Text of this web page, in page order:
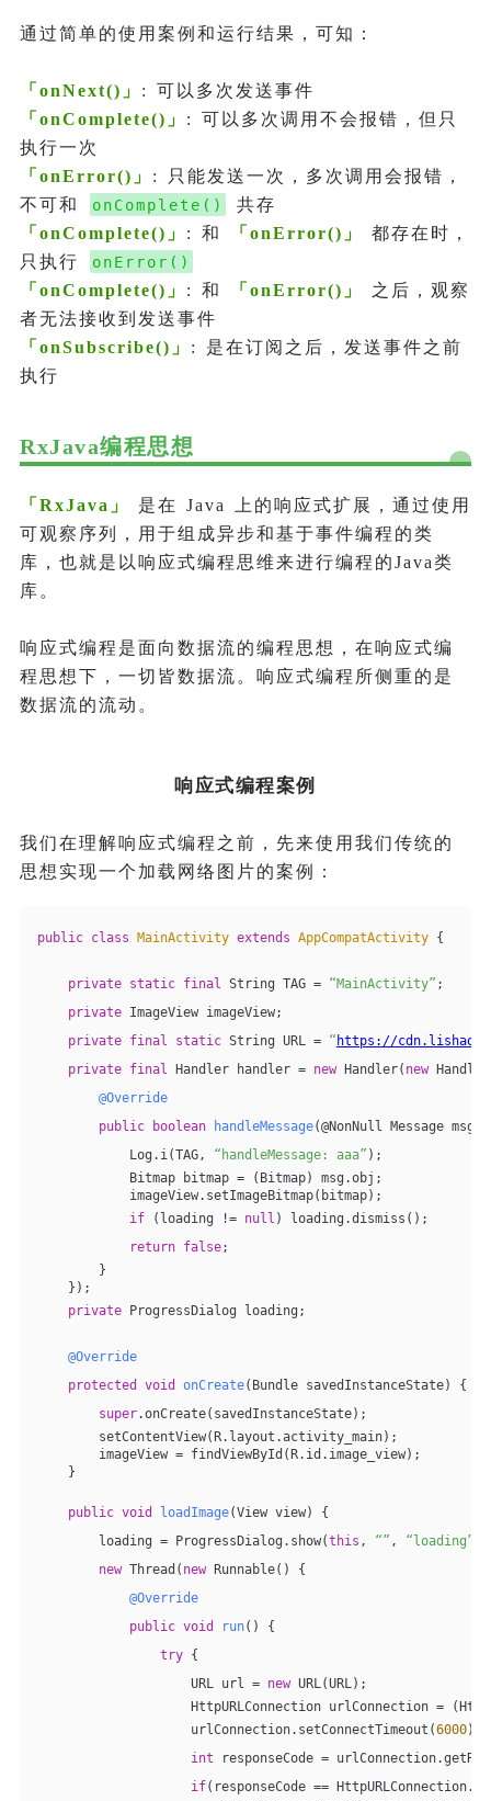
通过简单的使用案例和运行结果，可知：
「 onNext() 」 : 可以多次发送事件
「 onComplete() 」 : 可以多次调用不会报错，但只
执行一次
「 onError() 」 : 只能发送一次，多次调用会报错，
不可和
onComplete()
共存
「 onComplete() 」 : 和 「 onError() 」
都存在时，
只执行
onError()
「 onComplete() 」 : 和 「 onError() 」
之后，观察
者无法接收到发送事件
「 onSubscribe() 」 : 是在订阅之后，发送事件之前
执行
RxJava编程思想
「 RxJava 」
是在 Java 上的响应式扩展，通过使用
可观察序列，用于组成异步和基于事件编程的类
库，也就是以响应式编程思维来进行编程的Java类
库。
响应式编程是面向数据流的编程思想，在响应式编
程思想下，一切皆数据流。响应式编程所侧重的是
数据流的流动。
响应式编程案例
我们在理解响应式编程之前，先来使用我们传统的
思想实现一个加载网络图片的案例：
public class MainActivity extends AppCompatActivity {
private static final String TAG = “MainActivity” ;
private ImageView imageView;
private final static String URL = “ https://
private final Handler handler = new Handler( new
@Override
public
boolean handleMessage(@NonNull Message msg)
Log.i(TAG, “handleMessage: aaa” );
Bitmap bitmap = (Bitmap) msg.obj;
imageView.setImageBitmap(bitmap);
if (loading != null ) loading.dismiss();
return false;
}
});
private ProgressDialog loading;
@Override
protected
void onCreate(Bundle savedInstanceState)
{
super.onCreate(savedInstanceState);
setContentView(R.layout.activity_main);
imageView = findViewById(R.id.image_view);
}
public void loadImage(View view)
{
loading = ProgressDialog.show(this , “” , “loading”
new Thread( new Runnable() {
@Override
public void run()
{
try {
URL url = new URL(URL);
HttpURLConnection urlConnection =
urlConnection.setConnectTimeout(6000);
int responseCode =
if(responseCode ==